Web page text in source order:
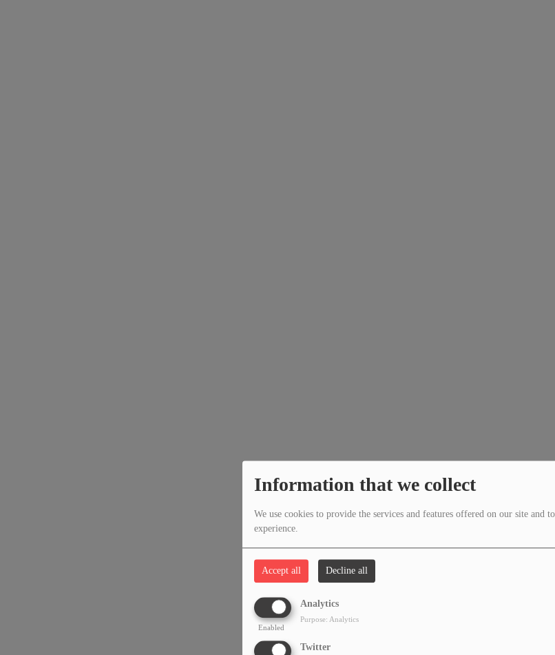
Information that we collect
We use cookies to provide the services and features offered on our site and
experience.
Accept all Decline all
Analytics
Enabled
Purpose: Analytics
Twitter